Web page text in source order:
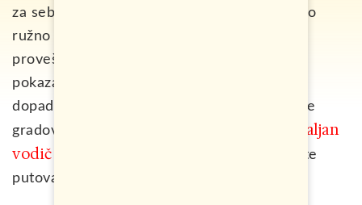
za sebe. Jednostavno, bio bi grijeh reći nešto
ružno protiv ovog grada, a u ovom tekstu
provešću vas svojim omiljenim mjestima i
pokazati vam zbog čega se meni lično toliko
dopada. A koga zanima da obiđe i neke druge
gradove u Portugalu,
napisao sam ovaj detaljan
vodič o svemu što trebate znati kada budete
putovali u ovu zemlju.